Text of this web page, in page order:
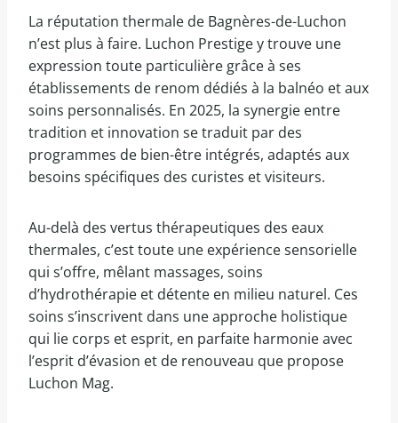
La réputation thermale de Bagnères-de-Luchon
n’est plus à faire. Luchon Prestige y trouve une
expression toute particulière grâce à ses
établissements de renom dédiés à la balnéo et aux
soins personnalisés. En 2025, la synergie entre
tradition et innovation se traduit par des
programmes de bien-être intégrés, adaptés aux
besoins spécifiques des curistes et visiteurs.
Au-delà des vertus thérapeutiques des eaux
thermales, c’est toute une expérience sensorielle
qui s’offre, mêlant massages, soins
d’hydrothérapie et détente en milieu naturel. Ces
soins s’inscrivent dans une approche holistique
qui lie corps et esprit, en parfaite harmonie avec
l’esprit d’évasion et de renouveau que propose
Luchon Mag.